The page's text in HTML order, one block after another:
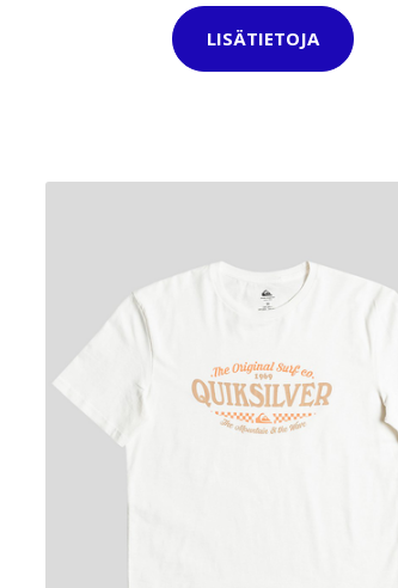
LISÄTIETOJA